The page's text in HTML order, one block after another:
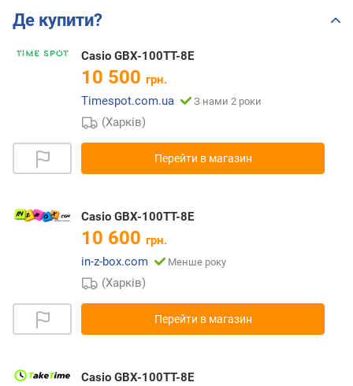
Де купити?
Casio GBX-100TT-8E
10 500 грн.
Timespot.com.ua
З нами 2 роки
(Харків)
Перейти в магазин
Casio GBX-100TT-8E
10 600 грн.
in-z-box.com
Менше року
(Харків)
Перейти в магазин
Casio GBX-100TT-8E